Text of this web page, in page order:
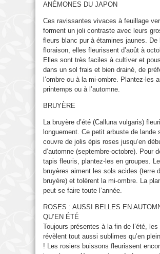
ANÉMONES DU JAPON
Ces ravissantes vivaces à feuillage
forment un joli contraste avec leurs
fleurs blanc pur à étamines jaunes. De
floraison, elles fleurissent d’août à
Elles sont très faciles à cultiver et
dans un sol frais et bien drainé, de
l’ombre ou à la mi-ombre. Plantez-les
printemps ou à l’automne.
BRUYÈRE
La bruyère d’été (Calluna vulgaris)
longuement. Ce petit arbuste de lande
couvre de jolis épis roses jusqu’en
d’automne (septembre-octobre). Pour
tapis fleuris, plantez-les en groupes.
bruyères aiment les sols acides (terre
bruyère) et tolèrent la mi-ombre. La
peut se faire toute l’année.
ROSES : AUSSI BELLES EN
QU’EN ÉTÉ
Toujours présentes à la fin de l’été,
révèlent tout aussi sublimes qu’en
! Les rosiers buissons fleurissent